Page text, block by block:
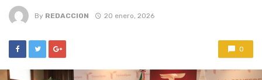
By REDACCION 20 enero, 2026
0